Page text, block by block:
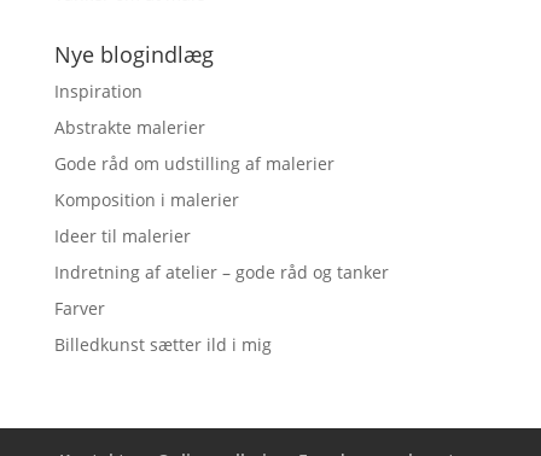
Nye blogindlæg
Inspiration
Abstrakte malerier
Gode råd om udstilling af malerier
Komposition i malerier
Ideer til malerier
Indretning af atelier – gode råd og tanker
Farver
Billedkunst sætter ild i mig